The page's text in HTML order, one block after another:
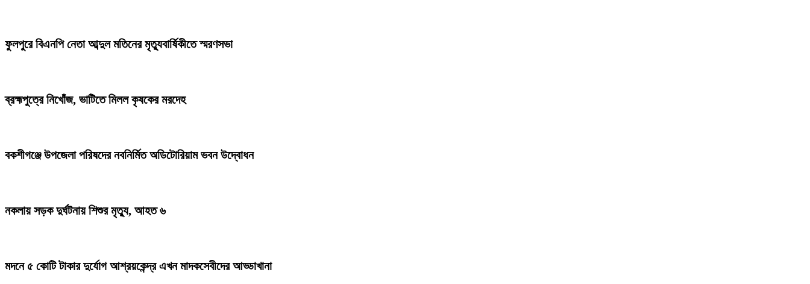
ফুলপুরে বিএনপি নেতা আব্দুল মতিনের মৃত্যুবার্ষিকীতে স্মরণসভা
ব্রহ্মপুত্রে নিখোঁজ, ভাটিতে মিলল কৃষকের মরদেহ
বকশীগঞ্জে উপজেলা পরিষদের নবনির্মিত অডিটোরিয়াম ভবন উদ্বোধন
নকলায় সড়ক দুর্ঘটনায় শিশুর মৃত্যু, আহত ৬
মদনে ৫ কোটি টাকার দুর্যোগ আশ্রয়কেন্দ্র এখন মাদকসেবীদের আড্ডাখানা